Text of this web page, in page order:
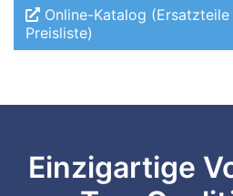
Online-Katalog
Preisliste)
Einzigartige